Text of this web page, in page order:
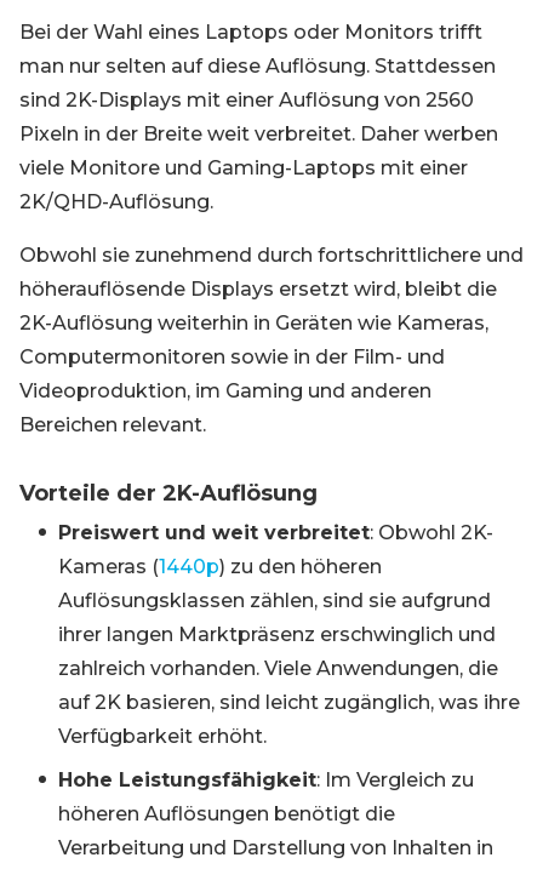
Bei der Wahl eines Laptops oder Monitors trifft
man nur selten auf diese Auflösung. Stattdessen
sind 2K-Displays mit einer Auflösung von 2560
Pixeln in der Breite weit verbreitet. Daher werben
viele Monitore und Gaming-Laptops mit einer
2K/QHD-Auflösung.
Obwohl sie zunehmend durch fortschrittlichere und
höherauflösende Displays ersetzt wird, bleibt die
2K-Auflösung weiterhin in Geräten wie Kameras,
Computermonitoren sowie in der Film- und
Videoproduktion, im Gaming und anderen
Bereichen relevant.
Vorteile der 2K-Auflösung
Preiswert und weit verbreitet: Obwohl 2K-
Kameras (1440p) zu den höheren
Auflösungsklassen zählen, sind sie aufgrund
ihrer langen Marktpräsenz erschwinglich und
zahlreich vorhanden. Viele Anwendungen, die
auf 2K basieren, sind leicht zugänglich, was ihre
Verfügbarkeit erhöht.
Hohe Leistungsfähigkeit: Im Vergleich zu
höheren Auflösungen benötigt die
Verarbeitung und Darstellung von Inhalten in